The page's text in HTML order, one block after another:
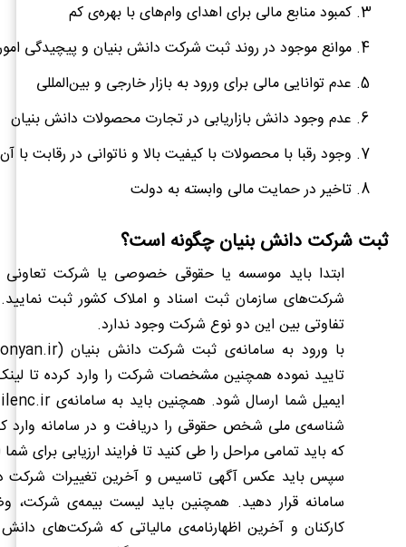
کمبود منابع مالی برای اهدای وام‌های با بهره‌ی کم
موانع موجود در روند ثبت شرکت دانش بنیان و پیچیدگی
عدم توانایی مالی برای ورود به بازار خارجی و بین‌المللی
عدم وجود دانش بازاریابی در تجارت محصولات دانش بنیان
وجود رقبا با محصولات با کیفیت بالا و ناتوانی در رقابت با
تاخیر در حمایت مالی وابسته به دولت
ثبت شرکت دانش بنیان چگونه است؟
ابتدا باید موسسه یا حقوقی خصوصی یا شرکت تعاونی
شرکت‌های سازمان ثبت اسناد و املاک کشور ثبت
تفاوتی بین این دو نوع شرکت وجود ندارد.
با ورود به سامانه‌ی ثبت شرکت دانش بنیان (
تایید نموده همچنین مشخصات شرکت را وارد کرده تا
ایمیل شما ارسال شود. همچنین باید به سامانه‌ی
شناسه‌ی ملی شخص حقوقی را دریافت و در سامانه وارد
که باید تمامی مراحل را طی کنید تا فرایند ارزیابی برای
سپس باید عکس آگهی تاسیس و آخرین تغییرات شرکت
سامانه قرار دهید. همچنین باید لیست بیمه‌ی شرکت،
کارکنان و آخرین اظهارنامه‌ی مالیاتی که شرکت‌های